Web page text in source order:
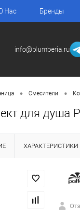
Нас Бренды
info@plumberia.ru
• Смесители •
для душа
ХАРАКТЕРИСТИКИ